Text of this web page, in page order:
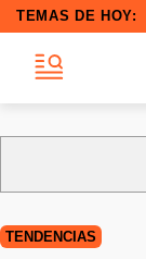
TEMAS DE HOY:
TENDENCIAS